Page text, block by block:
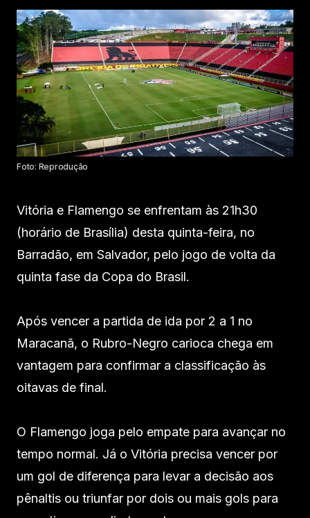
Foto: Reprodução
Vitória e Flamengo se enfrentam às 21h30
(horário de Brasília) desta quinta-feira, no
Barradão, em Salvador, pelo jogo de volta da
quinta fase da Copa do Brasil.
Após vencer a partida de ida por 2 a 1 no
Maracanã, o Rubro-Negro carioca chega em
vantagem para confirmar a classificação às
oitavas de final.
O Flamengo joga pelo empate para avançar no
tempo normal. Já o Vitória precisa vencer por
um gol de diferença para levar a decisão aos
pênaltis ou triunfar por dois ou mais gols para